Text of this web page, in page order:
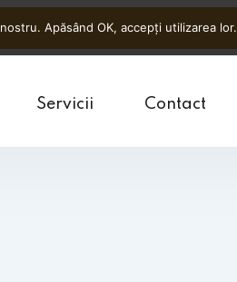
Servicii Contact
Apăsând OK, accepți utilizarea lor.